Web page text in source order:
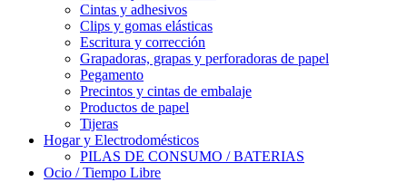
Cintas y adhesivos
Clips y gomas elásticas
Escritura y corrección
Grapadoras, grapas y perforadoras de papel
Pegamento
Precintos y cintas de embalaje
Productos de papel
Tijeras
Hogar y Electrodomésticos
PILAS DE CONSUMO / BATERIAS
Ocio / Tiempo Libre